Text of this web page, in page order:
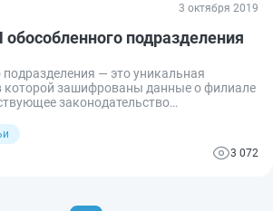
3 октября 2019
подразделения
— это уникальная
которой зашифрованы данные о филиале
законодательство
Созданные структурные единицы
учете в налоговых органах.
3 072